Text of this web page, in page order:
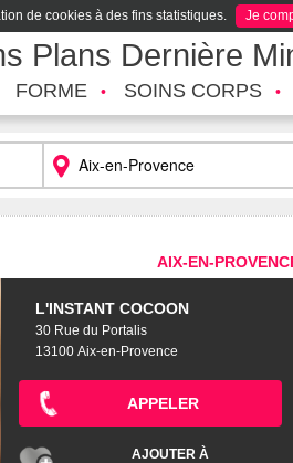
de cookies à des fins statistiques. Je
Plans Dernière
FORME SOINS CORPS
AIX-EN-
L'INSTANT COCOON
30 Rue du Portalis
13100 Aix-en-Provence
APPELER
AJOUTER À